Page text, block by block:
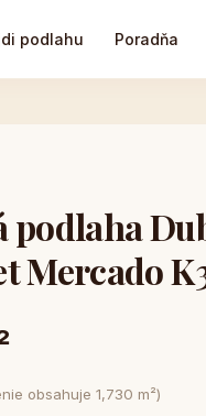
podlahu Poradňa
Mercado
obsahuje 1,730 m²)